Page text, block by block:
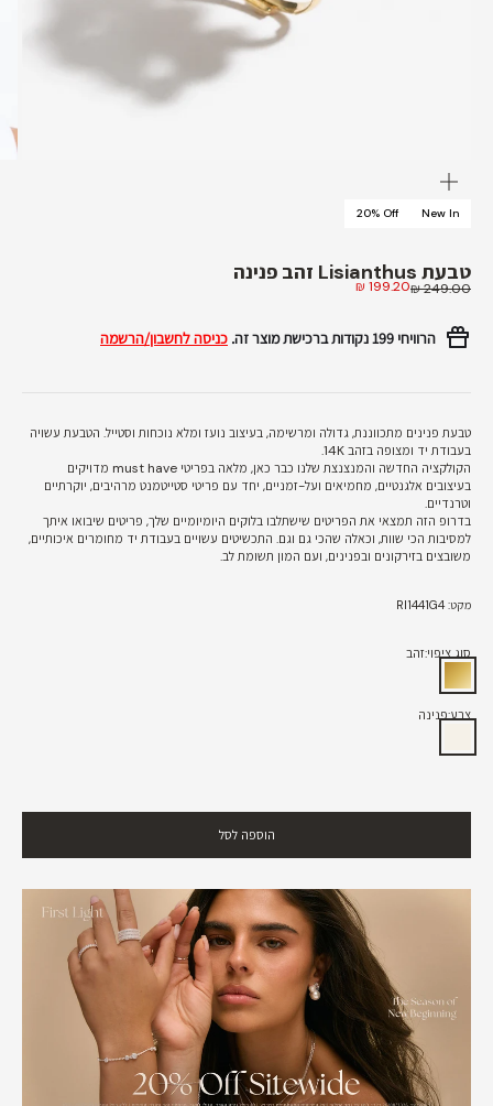
New In
20% Off
טבעת Lisianthus זהב פנינה
מחיר רגיל
249.00 ₪ מחיר מבצע
199.20 ₪
הרוויחי 199 נקודות ברכישת מוצר זה. כניסה לחשבון/הרשמה
טבעת פנינים מתכווננת, גדולה ומרשימה, בעיצוב נועז ומלא נוכחות וסטייל. הטבעת עשויה
בעבודת יד ומצופה בזהב 14K.
הקולקציה החדשה והמנצנצת שלנו כבר כאן, מלאה בפריטי must have מדויקים
בעיצובים אלגנטיים, מחמיאים ועל-זמניים, יחד עם פריטי סטייטמנט מרהיבים, יוקרתיים
וטרנדיים.
בדרופ הזה תמצאי את הפריטים שישתלבו בלוקים היומיומיים שלך, פריטים שיבואו איתך
למסיבות הכי שוות, וכאלה שהכי גם וגם. התכשיטים עשויים בעבודת יד מחומרים איכותיים,
משובצים בזירקונים ובפנינים, ועם המון תשומת לב.
מקט: RI1441G4
סוג ציפוי:זהב
זהב
צבע:פנינה
הוספה לסל